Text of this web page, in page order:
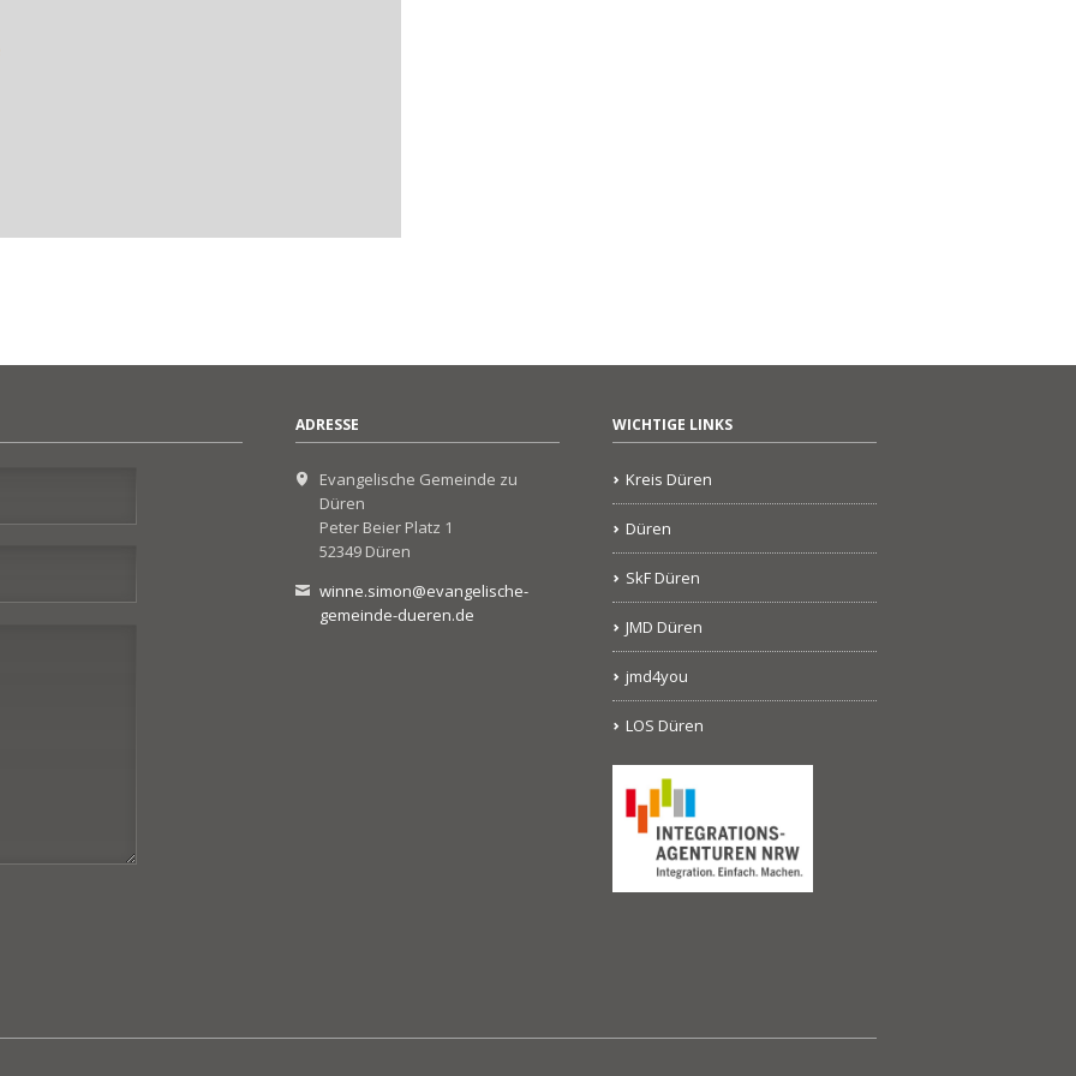
ADRESSE
Evangelische Gemeinde zu
Düren
Peter Beier Platz 1
52349 Düren
winne.simon@evangelische-
gemeinde-dueren.de
WICHTIGE LINKS
Kreis Düren
Düren
SkF Düren
JMD Düren
jmd4you
LOS Düren